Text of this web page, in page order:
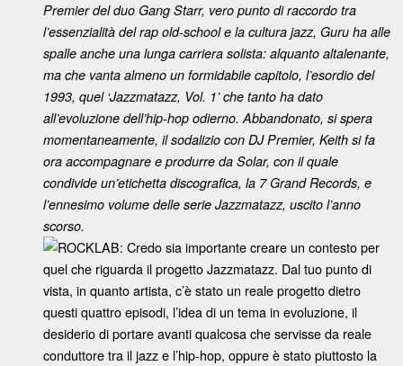
Premier del duo Gang Starr, vero punto di raccordo tra
l’essenzialità del rap old-school e la cultura jazz, Guru ha alle
spalle anche una lunga carriera solista: alquanto altalenante,
ma che vanta almeno un formidabile capitolo, l’esordio del
1993, quel ‘Jazzmatazz, Vol. 1’ che tanto ha dato
all’evoluzione dell’hip-hop odierno. Abbandonato, si spera
momentaneamente, il sodalizio con DJ Premier, Keith si fa
ora accompagnare e produrre da Solar, con il quale
condivide un’etichetta discografica, la 7 Grand Records, e
l’ennesimo volume delle serie Jazzmatazz, uscito l’anno
scorso.
ROCKLAB: Credo sia importante creare un contesto per
quel che riguarda il progetto Jazzmatazz. Dal tuo punto di
vista, in quanto artista, c’è stato un reale progetto dietro
questi quattro episodi, l’idea di un tema in evoluzione, il
desiderio di portare avanti qualcosa che servisse da reale
conduttore tra il jazz e l’hip-hop, oppure è stato piuttosto la